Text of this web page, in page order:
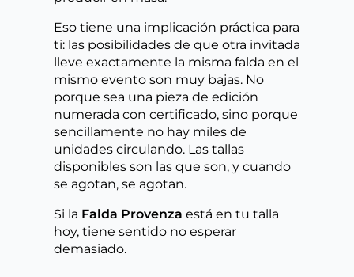
Eso tiene una implicación práctica para
ti: las posibilidades de que otra invitada
lleve exactamente la misma falda en el
mismo evento son muy bajas. No
porque sea una pieza de edición
numerada con certificado, sino porque
sencillamente no hay miles de
unidades circulando. Las tallas
disponibles son las que son, y cuando
se agotan, se agotan.
Si la Falda Provenza está en tu talla
hoy, tiene sentido no esperar
demasiado.